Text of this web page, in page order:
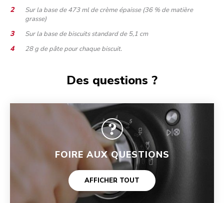
Sur la base de 473 ml de crème épaisse (36 % de matière
grasse)
Sur la base de biscuits standard de 5,1 cm
28 g de pâte pour chaque biscuit.
Des questions ?
FOIRE AUX QUESTIONS
AFFICHER TOUT